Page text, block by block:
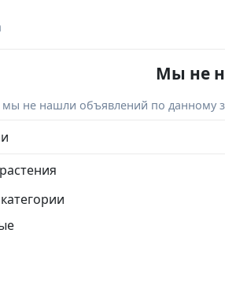
Мы не
не нашли объявлений по данному